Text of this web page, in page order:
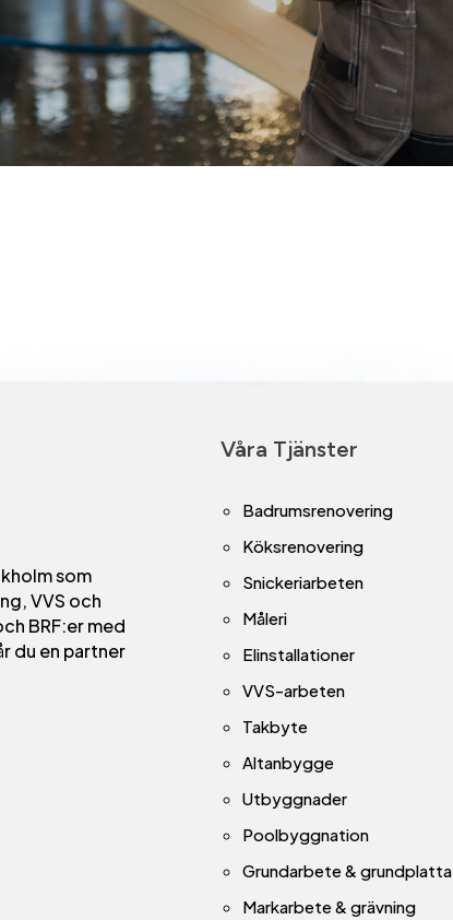
som
VVS och
BRF:er med
du en partner
Våra Tjänster
Badrumsrenovering
Köksrenovering
Snickeriarbeten
Måleri
Elinstallationer
VVS-arbeten
Takbyte
Altanbygge
Utbyggnader
Poolbyggnation
Grundarbete & grundplatta
Markarbete & grävning